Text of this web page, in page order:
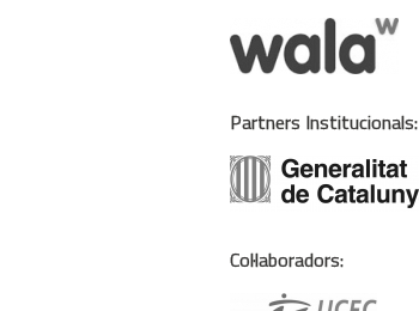
Partners Institucionals:
Col·laboradors: